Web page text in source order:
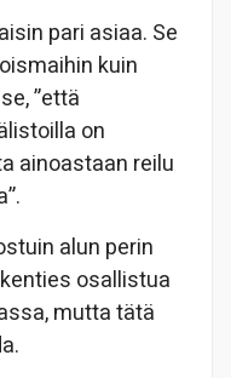
pari asiaa. Se
kuin
”että
on
ainoastaan reilu
alun perin
osallistua
mutta tätä